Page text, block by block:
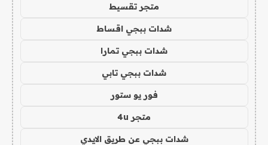
متجر تقسيط
شدات ببجي اقساط
شدات ببجي تمارا
شدات ببجي تابي
فور يو ستور
متجر 4u
شدات ببجي عن طريق الايدي